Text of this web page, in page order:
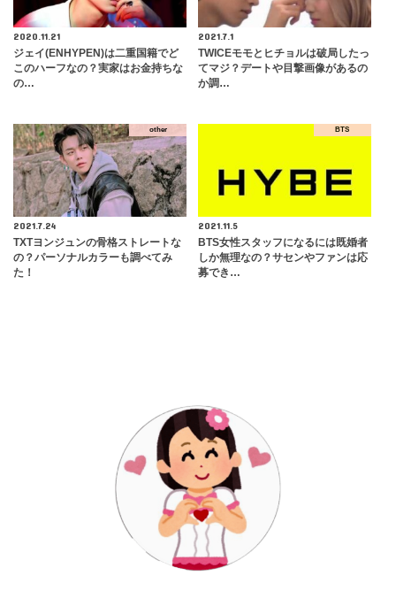
2020.11.21
ジェイ(ENHYPEN)は二重国籍でど
このハーフなの？実家はお金持ちな
の…
2021.7.1
TWICEモモとヒチョルは破局したっ
てマジ？デートや目撃画像があるの
か調…
other
2021.7.24
TXTヨンジュンの骨格ストレートな
の？パーソナルカラーも調べてみ
た！
BTS
2021.11.5
BTS女性スタッフになるには既婚者
しか無理なの？サセンやファンは応
募でき…